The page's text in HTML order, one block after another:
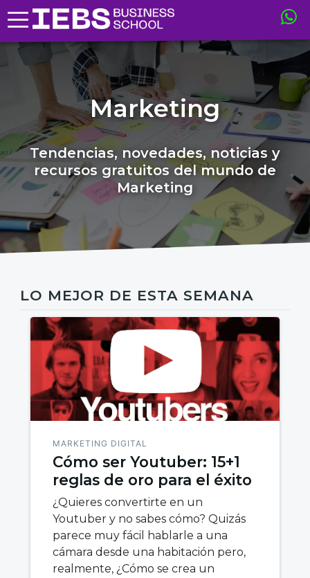
Marketing
Tendencias, novedades, noticias y
recursos gratuitos del mundo de
Marketing
LO MEJOR DE ESTA SEMANA
MARKETING DIGITAL
Cómo ser Youtuber: 15+1
reglas de oro para el éxito
¿Quieres convertirte en un
Youtuber y no sabes cómo? Quizás
parece muy fácil hablarle a una
cámara desde una habitación pero,
realmente, ¿Cómo se crea un